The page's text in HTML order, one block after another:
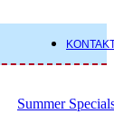
Summer